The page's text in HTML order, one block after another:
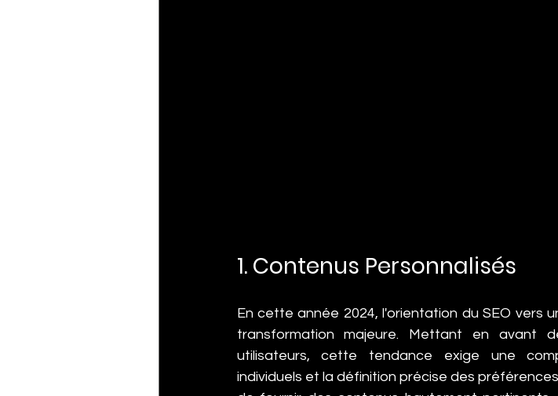
1. Contenus Personnalisés
En cette année 2024, l'orientation du SEO vers
transformation majeure. Mettant en avant
utilisateurs, cette tendance exige une
individuels et la définition précise des